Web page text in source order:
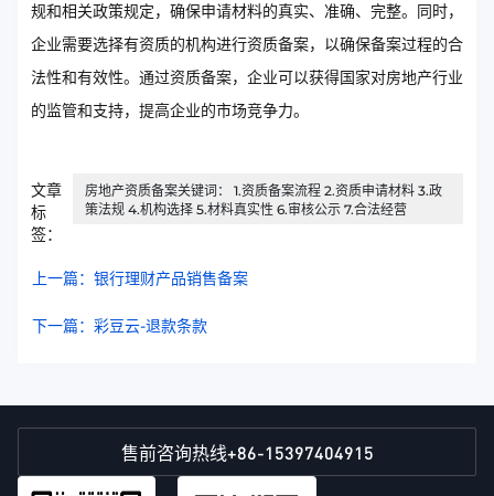
规和相关政策规定，确保申请材料的真实、准确、完整。同时，
企业需要选择有资质的机构进行资质备案，以确保备案过程的合
法性和有效性。通过资质备案，企业可以获得国家对房地产行业
的监管和支持，提高企业的市场竞争力。
文章
标
签：
房地产资质备案关键词： 1.资质备案流程 2.资质申请材料 3.政
策法规 4.机构选择 5.材料真实性 6.审核公示 7.合法经营
上一篇：银行理财产品销售备案
下一篇：彩豆云-退款条款
售前咨询热线+86-15397404915